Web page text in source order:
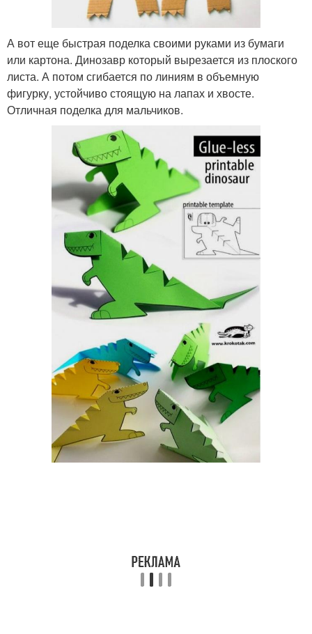
А вот еще быстрая поделка своими руками из бумаги
или картона. Динозавр который вырезается из плоского
листа. А потом сгибается по линиям в объемную
фигурку, устойчиво стоящую на лапах и хвосте.
Отличная поделка для мальчиков.